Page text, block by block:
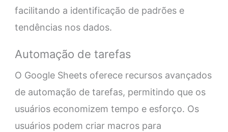
facilitando a identificação de padrões e
tendências nos dados.
Automação de tarefas
O Google Sheets oferece recursos avançados
de automação de tarefas, permitindo que os
usuários economizem tempo e esforço. Os
usuários podem criar macros para